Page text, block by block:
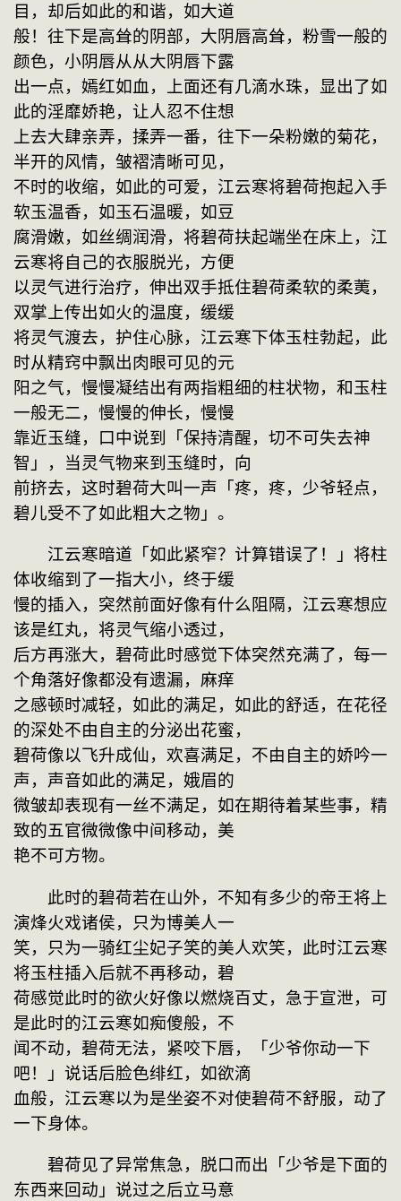
目，却后如此的和谐，如大道
般！往下是高耸的阴部，大阴唇高耸，粉雪一般的
颜色，小阴唇从从大阴唇下露
出一点，嫣红如血，上面还有几滴水珠，显出了如
此的淫靡娇艳，让人忍不住想
上去大肆亲弄，揉弄一番，往下一朵粉嫩的菊花，
半开的风情，皱褶清晰可见，
不时的收缩，如此的可爱，江云寒将碧荷抱起入手
软玉温香，如玉石温暖，如豆
腐滑嫩，如丝绸润滑，将碧荷扶起端坐在床上，江
云寒将自己的衣服脱光，方便
以灵气进行治疗，伸出双手抵住碧荷柔软的柔荑，
双掌上传出如火的温度，缓缓
将灵气渡去，护住心脉，江云寒下体玉柱勃起，此
时从精窍中飘出肉眼可见的元
阳之气，慢慢凝结出有两指粗细的柱状物，和玉柱
一般无二，慢慢的伸长，慢慢
靠近玉缝，口中说到「保持清醒，切不可失去神
智」，当灵气物来到玉缝时，向
前挤去，这时碧荷大叫一声「疼，疼，少爷轻点，
碧儿受不了如此粗大之物」。
江云寒暗道「如此紧窄？计算错误了！」将柱
体收缩到了一指大小，终于缓
慢的插入，突然前面好像有什么阻隔，江云寒想应
该是红丸，将灵气缩小透过，
后方再涨大，碧荷此时感觉下体突然充满了，每一
个角落好像都没有遗漏，麻痒
之感顿时减轻，如此的满足，如此的舒适，在花径
的深处不由自主的分泌出花蜜，
碧荷像以飞升成仙，欢喜满足，不由自主的娇吟一
声，声音如此的满足，娥眉的
微皱却表现有一丝不满足，如在期待着某些事，精
致的五官微微像中间移动，美
艳不可方物。
此时的碧荷若在山外，不知有多少的帝王将上
演烽火戏诸侯，只为博美人一
笑，只为一骑红尘妃子笑的美人欢笑，此时江云寒
将玉柱插入后就不再移动，碧
荷感觉此时的欲火好像以燃烧百丈，急于宣泄，可
是此时的江云寒如痴傻般，不
闻不动，碧荷无法，紧咬下唇，「少爷你动一下
吧！」说话后脸色绯红，如欲滴
血般，江云寒以为是坐姿不对使碧荷不舒服，动了
一下身体。
碧荷见了异常焦急，脱口而出「少爷是下面的
东西来回动」说过之后立马意